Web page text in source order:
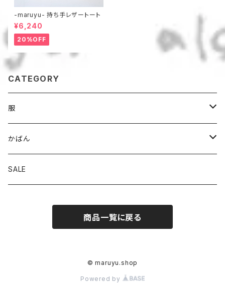
-maruyu- 持ち手レザートート
¥6,240
20%OFF
CATEGORY
服
パンツ
スカート
かばん
トート
SALE
商品一覧に戻る
© maruyu.shop
Powered by